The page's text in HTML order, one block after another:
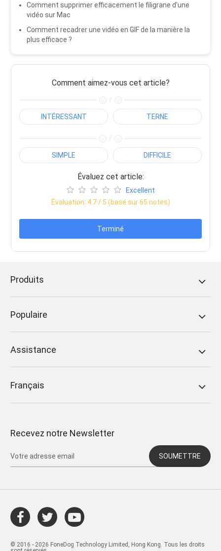
Comment supprimer efficacement le filigrane d'une
vidéo sur Mac
Comment recadrer une vidéo en GIF de la manière la
plus efficace ?
Comment aimez-vous cet article?
/
INTÉRESSANT TERNE
/
SIMPLE DIFFICILE
Évaluez cet article:
Excellent
Évaluation: 4.7/ 5 (basé sur65 notes)
Terminé
Produits
Populaire
Assistance
Français
Recevez notre Newsletter
SOUMETTRE
© 2016 - 2026 FoneDog Technology Limited, Hong Kong. Tous les droits